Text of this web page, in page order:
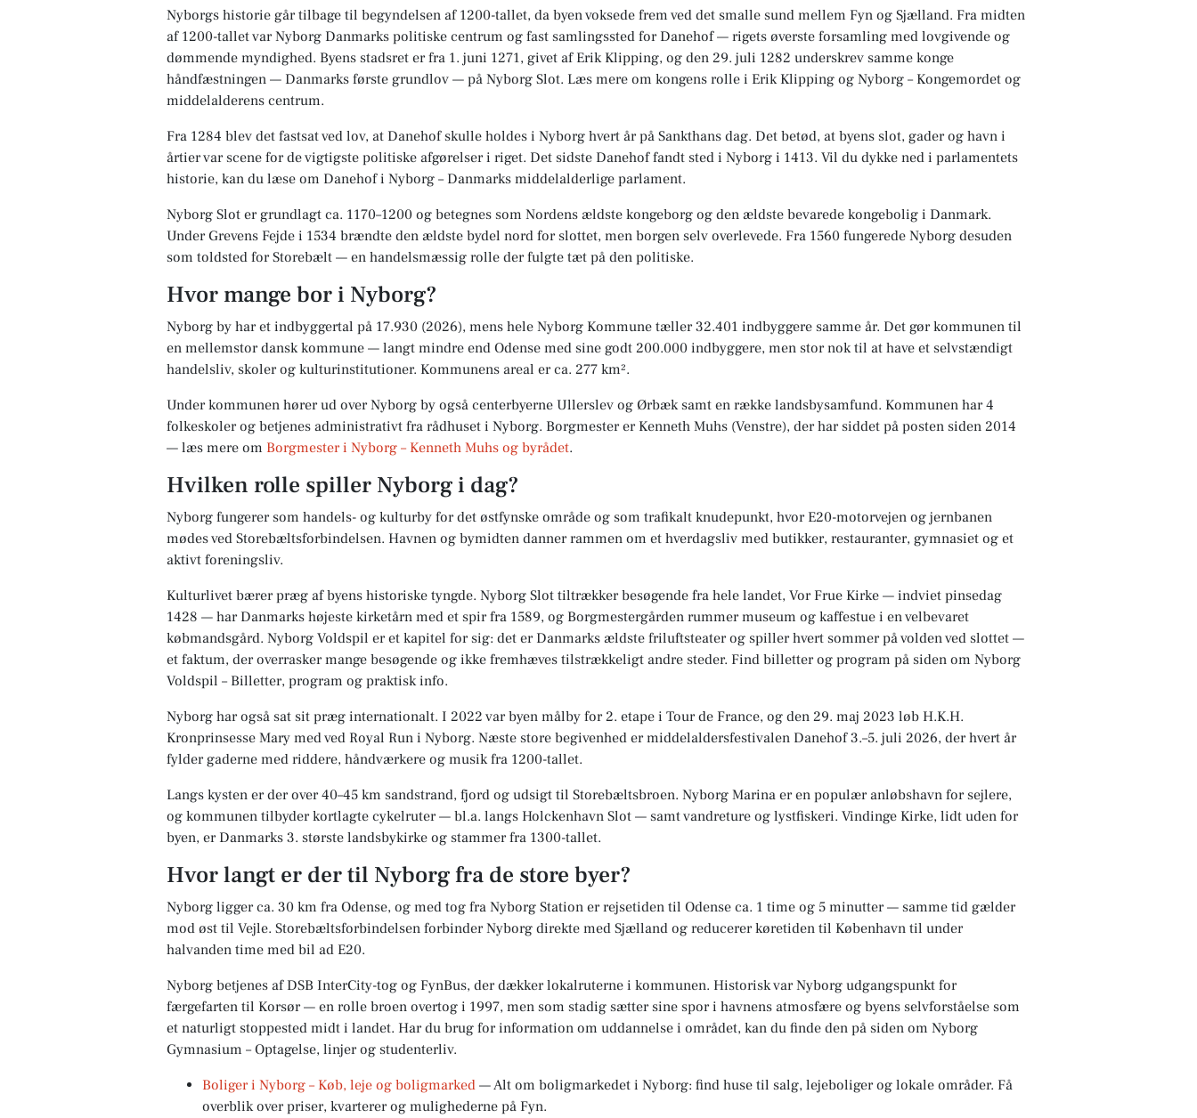
Nyborgs historie går tilbage til begyndelsen af 1200-tallet, da byen voksede frem ved det smalle sund mellem Fyn og Sjælland. Fra midten
af 1200-tallet var Nyborg Danmarks politiske centrum og fast samlingssted for Danehof — rigets øverste forsamling med lovgivende og
dømmende myndighed. Byens stadsret er fra 1. juni 1271, givet af Erik Klipping, og den 29. juli 1282 underskrev samme konge
håndfæstningen — Danmarks første grundlov — på Nyborg Slot. Læs mere om kongens rolle i Erik Klipping og Nyborg – Kongemordet og
middelalderens centrum.
Fra 1284 blev det fastsat ved lov, at Danehof skulle holdes i Nyborg hvert år på Sankthans dag. Det betød, at byens slot, gader og havn i
årtier var scene for de vigtigste politiske afgørelser i riget. Det sidste Danehof fandt sted i Nyborg i 1413. Vil du dykke ned i parlamentets
historie, kan du læse om Danehof i Nyborg – Danmarks middelalderlige parlament.
Nyborg Slot er grundlagt ca. 1170–1200 og betegnes som Nordens ældste kongeborg og den ældste bevarede kongebolig i Danmark.
Under Grevens Fejde i 1534 brændte den ældste bydel nord for slottet, men borgen selv overlevede. Fra 1560 fungerede Nyborg desuden
som toldsted for Storebælt — en handelsmæssig rolle der fulgte tæt på den politiske.
Hvor mange bor i Nyborg?
Nyborg by har et indbyggertal på 17.930 (2026), mens hele Nyborg Kommune tæller 32.401 indbyggere samme år. Det gør kommunen til
en mellemstor dansk kommune — langt mindre end Odense med sine godt 200.000 indbyggere, men stor nok til at have et selvstændigt
handelsliv, skoler og kulturinstitutioner. Kommunens areal er ca. 277 km².
Under kommunen hører ud over Nyborg by også centerbyerne Ullerslev og Ørbæk samt en række landsbysamfund. Kommunen har 4
folkeskoler og betjenes administrativt fra rådhuset i Nyborg. Borgmester er Kenneth Muhs (Venstre), der har siddet på posten siden 2014
— læs mere om Borgmester i Nyborg – Kenneth Muhs og byrådet.
Hvilken rolle spiller Nyborg i dag?
Nyborg fungerer som handels- og kulturby for det østfynske område og som trafikalt knudepunkt, hvor E20-motorvejen og jernbanen
mødes ved Storebæltsforbindelsen. Havnen og bymidten danner rammen om et hverdagsliv med butikker, restauranter, gymnasiet og et
aktivt foreningsliv.
Kulturlivet bærer præg af byens historiske tyngde. Nyborg Slot tiltrækker besøgende fra hele landet, Vor Frue Kirke — indviet pinsedag
1428 — har Danmarks højeste kirketårn med et spir fra 1589, og Borgmestergården rummer museum og kaffestue i en velbevaret
købmandsgård. Nyborg Voldspil er et kapitel for sig: det er Danmarks ældste friluftsteater og spiller hvert sommer på volden ved slottet —
et faktum, der overrasker mange besøgende og ikke fremhæves tilstrækkeligt andre steder. Find billetter og program på siden om Nyborg
Voldspil – Billetter, program og praktisk info.
Nyborg har også sat sit præg internationalt. I 2022 var byen målby for 2. etape i Tour de France, og den 29. maj 2023 løb H.K.H.
Kronprinsesse Mary med ved Royal Run i Nyborg. Næste store begivenhed er middelaldersfestivalen Danehof 3.–5. juli 2026, der hvert år
fylder gaderne med riddere, håndværkere og musik fra 1200-tallet.
Langs kysten er der over 40–45 km sandstrand, fjord og udsigt til Storebæltsbroen. Nyborg Marina er en populær anløbshavn for sejlere,
og kommunen tilbyder kortlagte cykelruter — bl.a. langs Holckenhavn Slot — samt vandreture og lystfiskeri. Vindinge Kirke, lidt uden for
byen, er Danmarks 3. største landsbykirke og stammer fra 1300-tallet.
Hvor langt er der til Nyborg fra de store byer?
Nyborg ligger ca. 30 km fra Odense, og med tog fra Nyborg Station er rejsetiden til Odense ca. 1 time og 5 minutter — samme tid gælder
mod øst til Vejle. Storebæltsforbindelsen forbinder Nyborg direkte med Sjælland og reducerer køretiden til København til under
halvanden time med bil ad E20.
Nyborg betjenes af DSB InterCity-tog og FynBus, der dækker lokalruterne i kommunen. Historisk var Nyborg udgangspunkt for
færgefarten til Korsør — en rolle broen overtog i 1997, men som stadig sætter sine spor i havnens atmosfære og byens selvforståelse som
et naturligt stoppested midt i landet. Har du brug for information om uddannelse i området, kan du finde den på siden om Nyborg
Gymnasium – Optagelse, linjer og studenterliv.
Boliger i Nyborg – Køb, leje og boligmarked — Alt om boligmarkedet i Nyborg: find huse til salg, lejeboliger og lokale områder. Få
overblik over priser, kvarterer og mulighederne på Fyn.